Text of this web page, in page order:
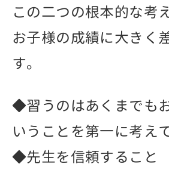
この二つの根本的な考
お子様の成績に大きく
す。
◆習うのはあくまでも
いうことを第一に考え
◆先生を信頼すること